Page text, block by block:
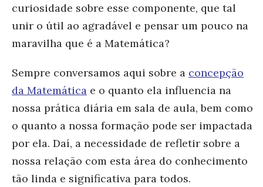
curiosidade sobre esse componente, que tal
unir o útil ao agradável e pensar um pouco na
maravilha que é a Matemática?
Sempre conversamos aqui sobre a concepção
da Matemática e o quanto ela influencia na
nossa prática diária em sala de aula, bem como
o quanto a nossa formação pode ser impactada
por ela. Daí, a necessidade de refletir sobre a
nossa relação com esta área do conhecimento
tão linda e significativa para todos.